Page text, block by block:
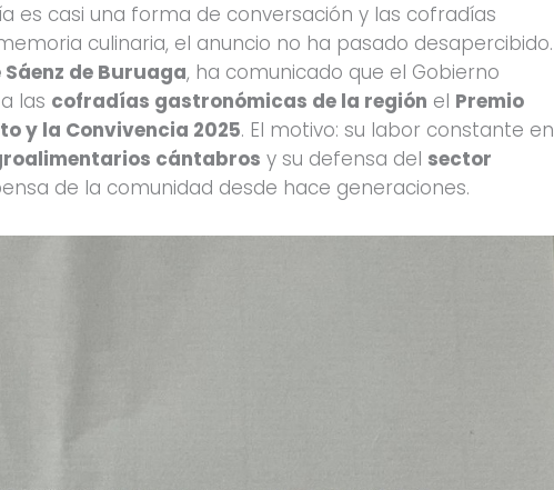
es casi una forma de conversación y las cofradías
culinaria, el anuncio no ha pasado desapercibido.
de Buruaga, ha comunicado que el Gobierno
las cofradías gastronómicas de la región el Premio
y la Convivencia 2025. El motivo: su labor constante en
cántabros y su defensa del sector
de la comunidad desde hace generaciones.